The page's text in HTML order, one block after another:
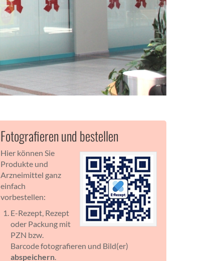
Fotografieren und bestellen
Hier können Sie
Produkte und
Arzneimittel ganz
einfach
vorbestellen:
E-Rezept, Rezept
oder Packung mit
PZN bzw.
Barcode fotografieren und Bild(er)
abspeichern.